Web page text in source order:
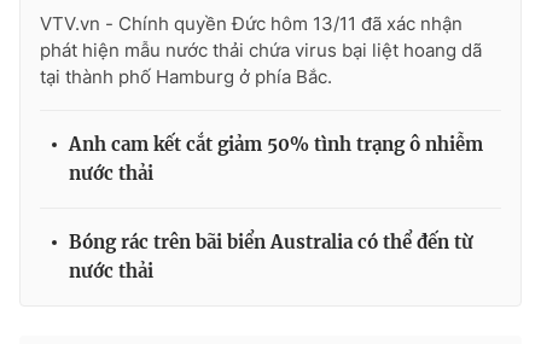
VTV.vn - Chính quyền Đức hôm 13/11 đã xác nhận
phát hiện mẫu nước thải chứa virus bại liệt hoang dã
tại thành phố Hamburg ở phía Bắc.
Anh cam kết cắt giảm 50% tình trạng ô nhiễm
nước thải
Bóng rác trên bãi biển Australia có thể đến từ
nước thải